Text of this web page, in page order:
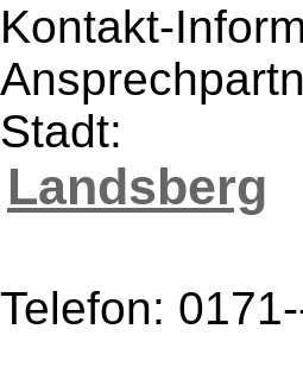
Kontakt-
Stadt:
Landsberg
Telefon: